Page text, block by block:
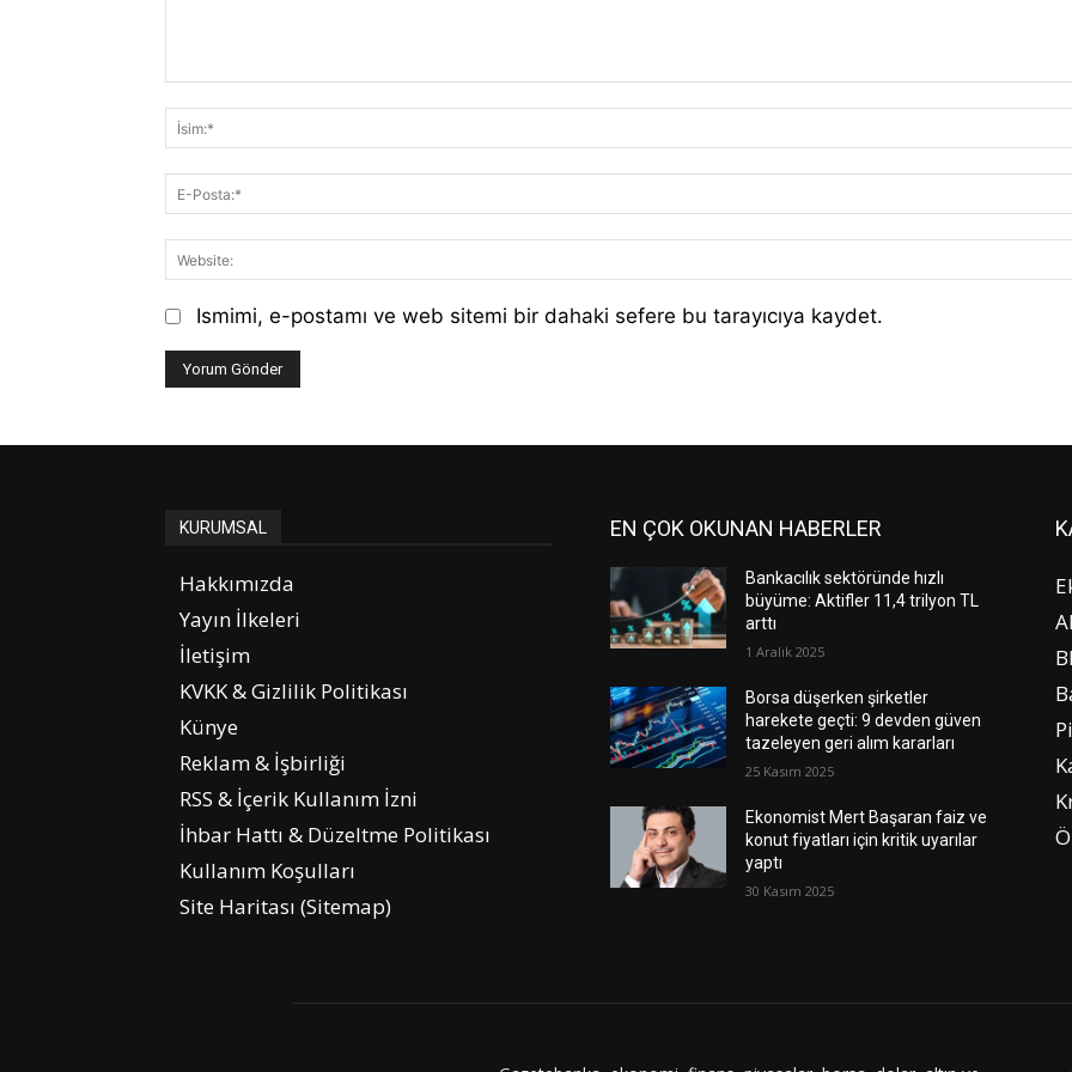
Ismimi, e-postamı ve web sitemi bir dahaki sefere bu tarayıcıya kaydet.
KURUMSAL
Hakkımızda
Yayın İlkeleri
İletişim
KVKK & Gizlilik Politikası
Künye
Reklam & İşbirliği
RSS & İçerik Kullanım İzni
İhbar Hattı & Düzeltme Politikası
Kullanım Koşulları
Site Haritası (Sitemap)
EN ÇOK OKUNAN HABERLER
Bankacılık sektöründe hızlı
büyüme: Aktifler 11,4 trilyon TL
arttı
1 Aralık 2025
Borsa düşerken şirketler
harekete geçti: 9 devden güven
tazeleyen geri alım kararları
25 Kasım 2025
Ekonomist Mert Başaran faiz ve
konut fiyatları için kritik uyarılar
yaptı
30 Kasım 2025